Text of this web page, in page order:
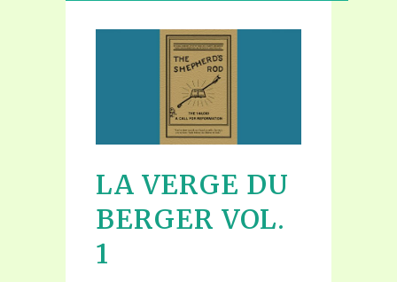
LA VERGE DU
BERGER VOL.
1